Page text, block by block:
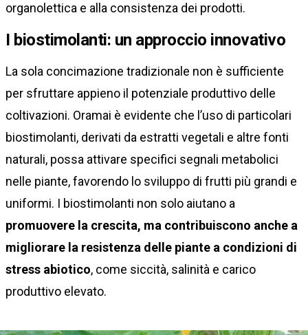
organolettica e alla consistenza dei prodotti.
I biostimolanti: un approccio innovativo
La sola concimazione tradizionale non è sufficiente
per sfruttare appieno il potenziale produttivo delle
coltivazioni. Oramai è evidente che l’uso di particolari
biostimolanti, derivati da estratti vegetali e altre fonti
naturali, possa attivare specifici segnali metabolici
nelle piante, favorendo lo sviluppo di frutti più grandi e
uniformi. I biostimolanti non solo aiutano a
promuovere la crescita, ma contribuiscono anche a
migliorare la resistenza delle piante a condizioni di
stress abiotico, come siccità, salinità e carico
produttivo elevato.